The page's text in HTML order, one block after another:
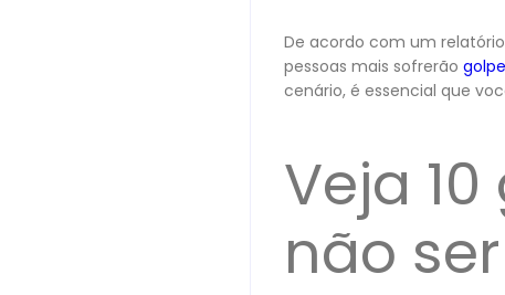
De acordo com um
pessoas mais sofrerão
cenário, é essencial que
Veja
não